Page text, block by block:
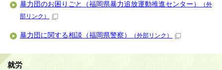
暴力団のお困りごと（福岡県暴力追放運動推進センター）
（外
部リンク）
暴力団に関する相談（福岡県警察） （外部リンク）
就労